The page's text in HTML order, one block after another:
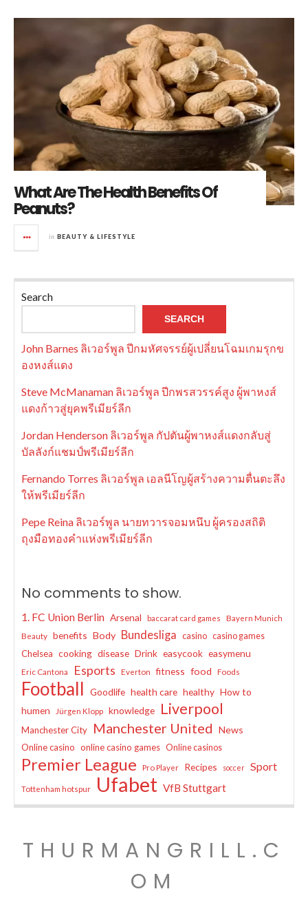
What Are The Health Benefits Of
Peanuts?
in BEAUTY & LIFESTYLE
Search
SEARCH
John Barnes ลิเวอร์พูล ปีกมหัศจรรย์ผู้เปลี่ยนโฉมเกมรุกข
องหงส์แดง
Steve McManaman ลิเวอร์พูล ปีกพรสวรรค์สูง ผู้พาหงส์
แดงก้าวสู่ยุคพรีเมียร์ลีก
Jordan Henderson ลิเวอร์พูล กัปตันผู้พาหงส์แดงกลับสู่
บัลลังก์แชมป์พรีเมียร์ลีก
Fernando Torres ลิเวอร์พูล เอลนีโญผู้สร้างความตื่นตะลึง
ให้พรีเมียร์ลีก
Pepe Reina ลิเวอร์พูล นายทวารจอมหนึบ ผู้ครองสถิติ
ถุงมือทองคำแห่งพรีเมียร์ลีก
No comments to show.
1. FC Union Berlin Arsenal baccarat card games
Bayern Munich
Beauty
benefits Body Bundesliga casino casino games
Chelsea cooking disease Drink easycook easymenu
Eric Cantona Esports Everton fitness food Foods
Football Goodlife health care healthy How to
humen
Jürgen Klopp knowledge Liverpool
Manchester City Manchester United News
Online casino online casino games Online casinos
Premier League Pro Player Recipes soccer Sport
Tottenham hotspur Ufabet VfB Stuttgart
THURMANGRILL.C
OM